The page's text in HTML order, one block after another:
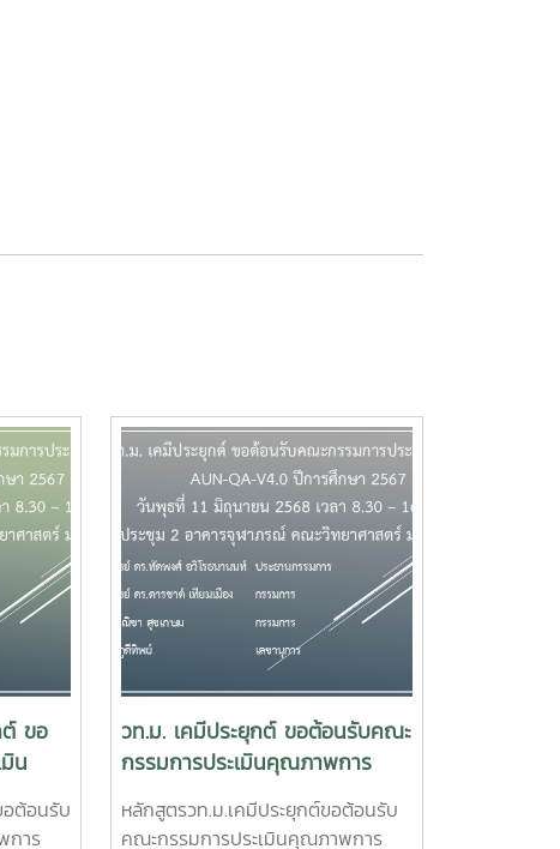
ต์ ขอ
น
ต้อนรับ
การ
วท.ม. เคมีประยุกต์ ขอต้อนรับคณะ
กรรมการประเมินคุณภาพการ
ศึกษา AUN-QA-V4.0 ปีการ
ศึกษา 2567
หลักสูตรวท.ม.เคมีประยุกต์ขอต้อนรับ
คณะกรรมการประเมินคุณภาพการ